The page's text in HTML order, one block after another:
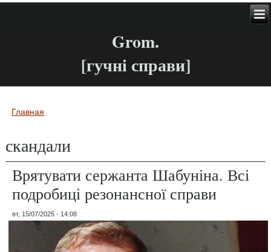
Grom.
[гучні справи]
Вы здесь
Главная
скандали
Врятувати сержанта Шабуніна. Всі
подробиці резонансної справи
вт, 15/07/2025 - 14:08